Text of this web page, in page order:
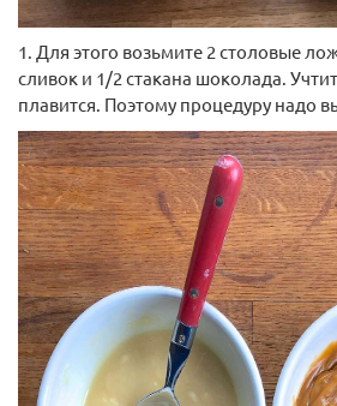
1. Для этого возьмите 2 столовые
сливок и 1/2 стакана шоколада.
плавится. Поэтому процедуру надо